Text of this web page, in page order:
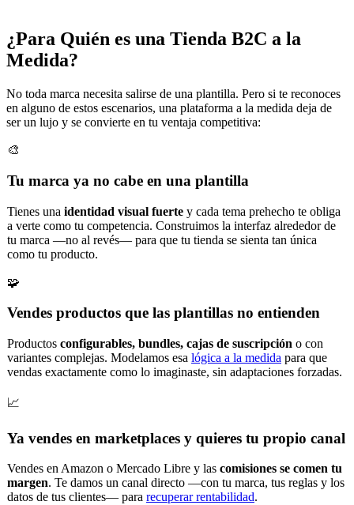
¿Para Quién es una Tienda B2C a la
Medida?
No toda marca necesita salirse de una plantilla. Pero si te reconoces
en alguno de estos escenarios, una plataforma a la medida deja de
ser un lujo y se convierte en tu ventaja competitiva:
🎨
Tu marca ya no cabe en una plantilla
Tienes una identidad visual fuerte y cada tema prehecho te obliga
a verte como tu competencia. Construimos la interfaz alrededor de
tu marca —no al revés— para que tu tienda se sienta tan única
como tu producto.
🧩
Vendes productos que las plantillas no entienden
Productos configurables, bundles, cajas de suscripción o con
variantes complejas. Modelamos esa lógica a la medida para que
vendas exactamente como lo imaginaste, sin adaptaciones forzadas.
📈
Ya vendes en marketplaces y quieres tu propio canal
Vendes en Amazon o Mercado Libre y las comisiones se comen tu
margen. Te damos un canal directo —con tu marca, tus reglas y los
datos de tus clientes— para recuperar rentabilidad.